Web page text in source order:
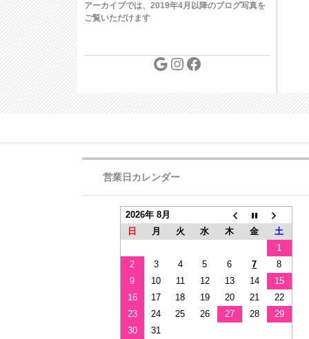
アーカイブでは、2019年4月以降のブログ写真を
ご覧いただけます
営業日カレンダー
2026年 8月
日
月 火 水 木 金
土
1
2
3 4 5 6 7
8
9
10 11 12 13 14
15
16
17 18 19 20 21
22
23
24 25 26 27 28
29
30
31